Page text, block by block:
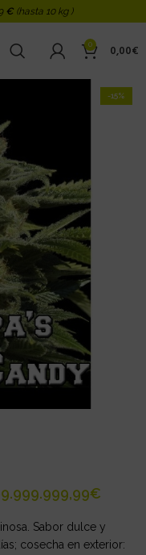
€ (hasta 10 kg )
0 0,00€
-15%
€
Sabor dulce y
cosecha en exterior: